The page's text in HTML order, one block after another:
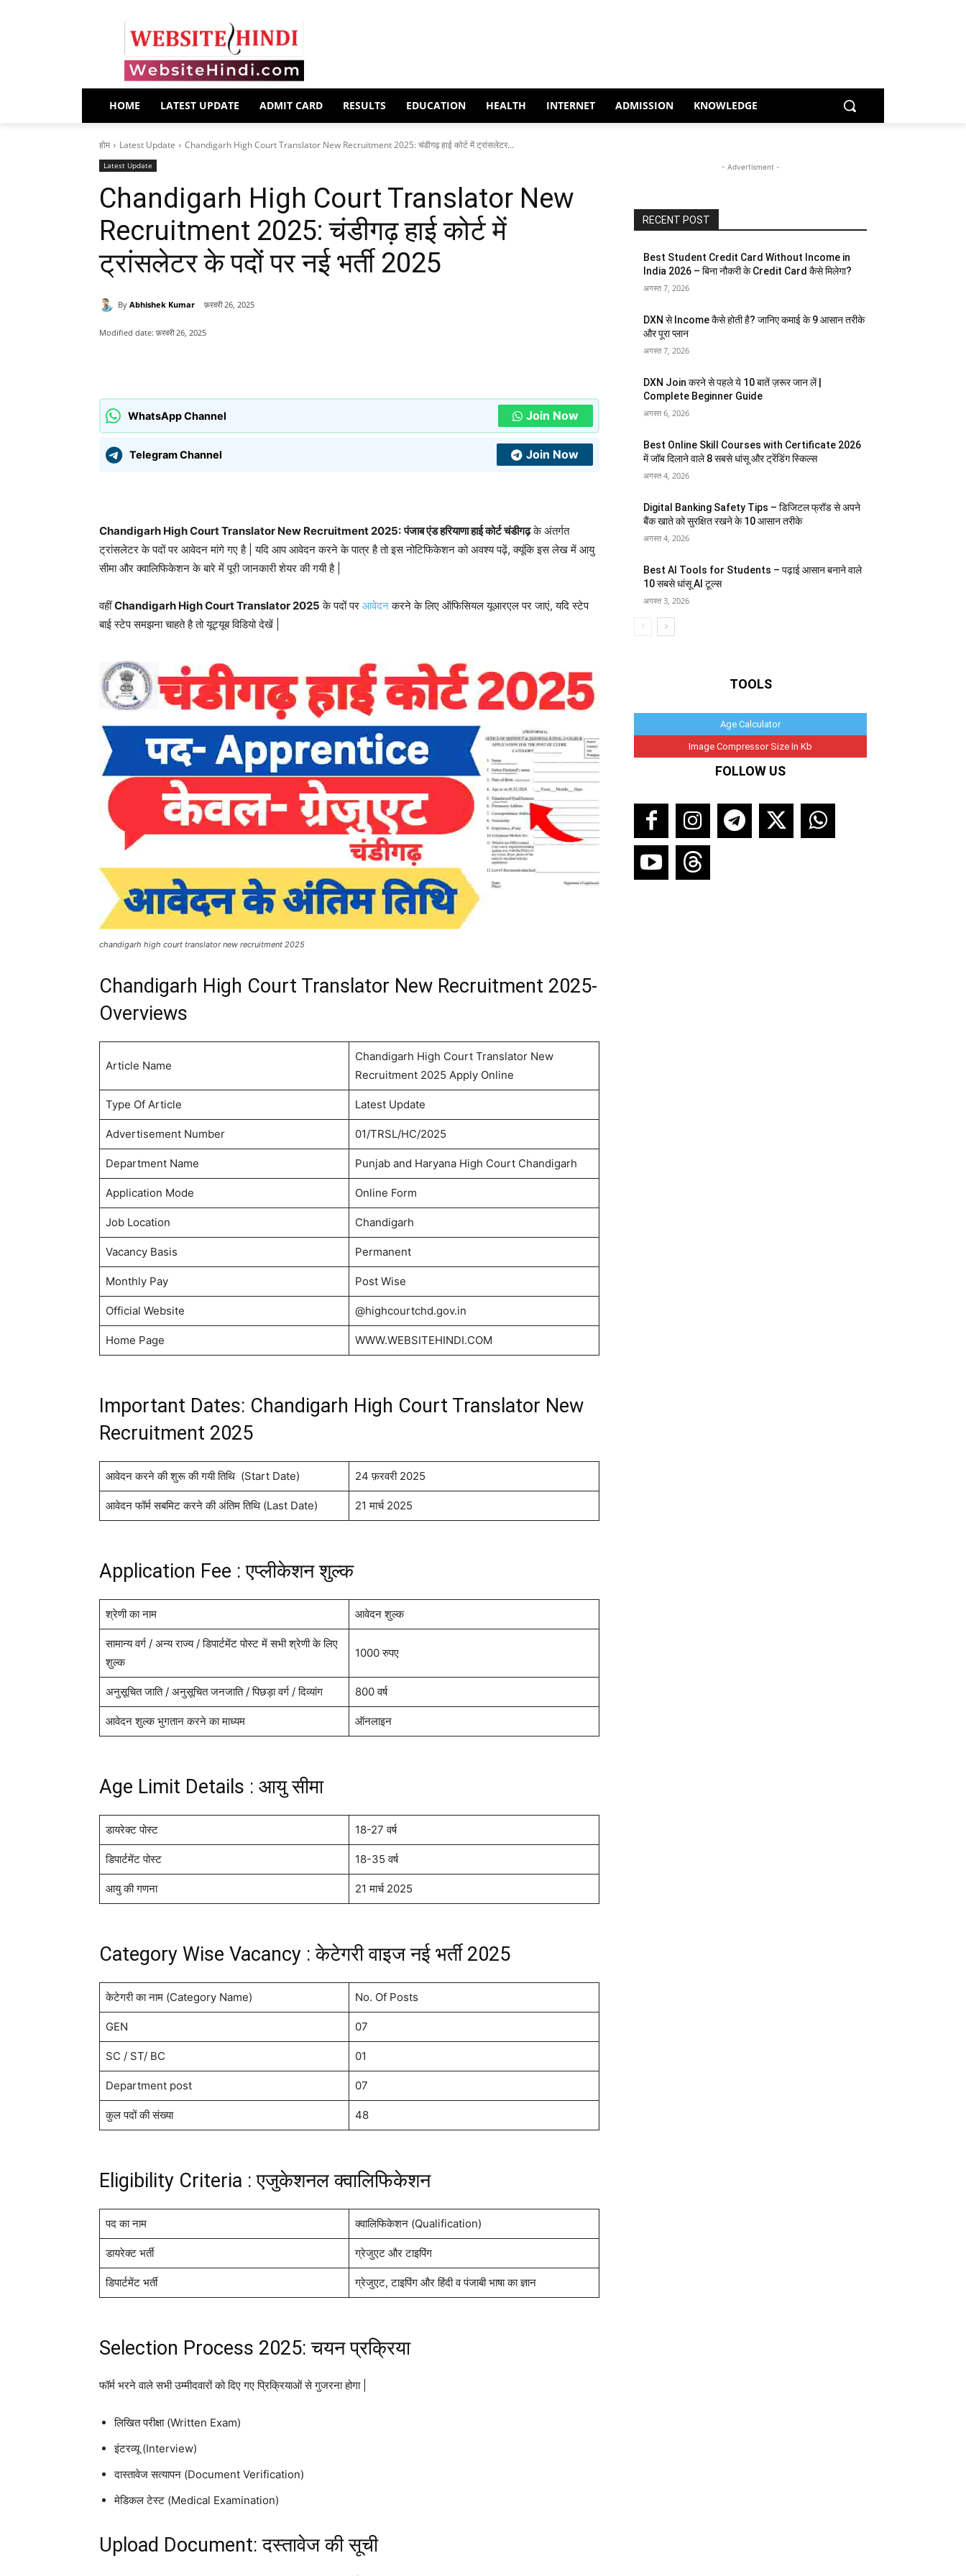
HOME LATEST UPDATE ADMIT CARD RESULTS EDUCATION HEALTH INTERNET ADMISSION KNOWLEDGE
होम Latest Update Chandigarh High Court Translator New Recruitment 2025: चंडीगढ़ हाई कोर्ट में ट्रांसलेटर...
Latest Update
Chandigarh High Court Translator New
Recruitment 2025: चंडीगढ़ हाई कोर्ट में
ट्रांसलेटर के पदों पर नई भर्ती 2025
By Abhishek Kumar फ़रवरी 26, 2025
Modified date: फ़रवरी 26, 2025
WhatsApp Channel Join Now
Telegram Channel Join Now
Chandigarh High Court Translator New Recruitment 2025: पंजाब एंड हरियाणा हाई कोर्ट चंडीगढ़के अंतर्गत
ट्रांसलेटर के पदों पर आवेदन मांगे गए है | यदि आप आवेदन करने के पात्र है तो इस नोटिफिकेशन को अवश्य पढ़ें, क्यूंकि इस लेख में आयु
सीमा और क्वालिफिकेशन के बारे में पूरी जानकारी शेयर की गयी है |
वहींChandigarh High Court Translator 2025 के पदों पर आवेदनकरने के लिए ऑफिसियल यूआरएल पर जाएं, यदि स्टेप
बाई स्टेप समझना चाहते है तो यूट्यूब विडियो देखें |
chandigarh high court translator new recruitment 2025
Chandigarh High Court Translator New Recruitment 2025-
Overviews
Article Name
Chandigarh High Court Translator New
Recruitment 2025 Apply Online
Type Of Article Latest Update
Advertisement Number 01/TRSL/HC/2025
Department Name Punjab and Haryana High Court Chandigarh
Application Mode Online Form
Job Location Chandigarh
Vacancy Basis Permanent
Monthly Pay Post Wise
Official Website @highcourtchd.gov.in
Home Page WWW.WEBSITEHINDI.COM
Important Dates: Chandigarh High Court Translator New
Recruitment 2025
आवेदन करने की शुरू की गयी तिथि (Start Date) 24 फ़रवरी 2025
आवेदन फॉर्म सबमिट करने की अंतिम तिथि (Last Date) 21 मार्च 2025
Application Fee : एप्लीकेशन शुल्क
श्रेणी का नाम आवेदन शुल्क
सामान्य वर्ग / अन्य राज्य / डिपार्टमेंट पोस्ट में सभी श्रेणी के लिए
शुल्क
1000 रुपए
अनुसूचित जाति / अनुसूचित जनजाति / पिछड़ा वर्ग / दिव्यांग 800 वर्ष
आवेदन शुल्क भुगतान करने का माध्यम ऑनलाइन
Age Limit Details : आयु सीमा
डायरेक्ट पोस्ट 18-27 वर्ष
डिपार्टमेंट पोस्ट 18-35 वर्ष
आयु की गणना 21 मार्च 2025
Category Wise Vacancy : केटेगरी वाइज नई भर्ती 2025
केटेगरी का नाम (Category Name) No. Of Posts
GEN 07
SC / ST/ BC 01
Department post 07
कुल पदों की संख्या 48
Eligibility Criteria : एजुकेशनल क्वालिफिकेशन
पद का नाम क्वालिफिकेशन (Qualification)
डायरेक्ट भर्ती ग्रेजुएट और टाइपिंग
डिपार्टमेंट भर्ती ग्रेजुएट, टाइपिंग और हिंदी व पंजाबी भाषा का ज्ञान
Selection Process 2025: चयन प्रक्रिया
फॉर्म भरने वाले सभी उम्मीदवारों को दिए गए प्रिक्रियाओं से गुजरना होगा |
लिखित परीक्षा (Written Exam)
इंटरव्यू (Interview)
दास्तावेज सत्यापन (Document Verification)
मेडिकल टेस्ट (Medical Examination)
Upload Document: दस्तावेज की सूची
- Advertisment -
RECENT POST
Best Student Credit Card Without Income in
India 2026 – बिना नौकरी के Credit Card कैसे मिलेगा?
अगस्त 7, 2026
DXN से Income कैसे होती है? जानिए कमाई के 9 आसान तरीके
और पूरा प्लान
अगस्त 7, 2026
DXN Join करने से पहले ये 10 बातें ज़रूर जान लें |
Complete Beginner Guide
अगस्त 6, 2026
Best Online Skill Courses with Certificate 2026
में जॉब दिलाने वाले 8 सबसे धांसू और ट्रेंडिंग स्किल्स
अगस्त 4, 2026
Digital Banking Safety Tips – डिजिटल फ्रॉड से अपने
बैंक खाते को सुरक्षित रखने के 10 आसान तरीके
अगस्त 4, 2026
Best AI Tools for Students – पढ़ाई आसान बनाने वाले
10 सबसे धांसू AI टूल्स
अगस्त 3, 2026
TOOLS
Age Calculator
Image Compressor Size In Kb
FOLLOW US